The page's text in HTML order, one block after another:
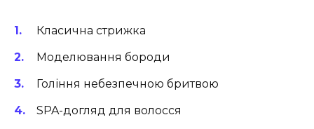
Класична стрижка
Моделювання бороди
Гоління небезпечною бритвою
SPA-догляд для волосся